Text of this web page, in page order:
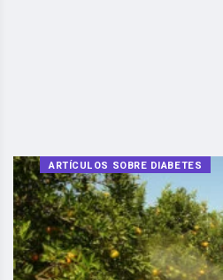
ARTÍCULOS SOBRE DIABETES